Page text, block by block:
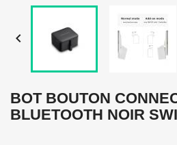

BOT BOUTON
BLUETOOTH NOIR